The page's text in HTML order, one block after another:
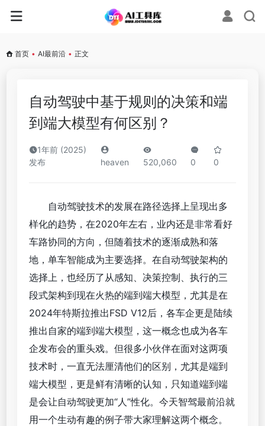
首页 • AI最前沿 • 正文
自动驾驶中基于规则的决策和端
到端大模型有何区别？
1年前 (2025)
发布
heaven 520,060 0 0
自动驾驶技术的发展在路径选择上呈现出多
样化的趋势，在2020年左右，业内还是非常看好
车路协同的方向，但随着技术的逐渐成熟和落
地，单车智能成为主要选择。在自动驾驶架构的
选择上，也经历了从感知、决策控制、执行的三
段式架构到现在火热的端到端大模型，尤其是在
2024年特斯拉推出FSD V12后，各车企更是陆续
推出自家的端到端大模型，这一概念也成为各车
企发布会的重头戏。但很多小伙伴在面对这两项
技术时，一直无法厘清他们的区别，尤其是端到
端大模型，更是鲜有清晰的认知，只知道端到端
是会让自动驾驶更加“人”性化。今天智驾最前沿就
用一个生动有趣的例子带大家理解这两个概念。